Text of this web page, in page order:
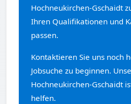
Hochneukirchen-Gschaidt
Ihren Qualifikationen und
passen.
Kontaktieren Sie uns noch
Jobsuche zu beginnen.
Hochneukirchen-Gschaidt
helfen.